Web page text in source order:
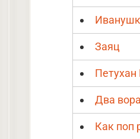
Заяц
Два вора
Как поп